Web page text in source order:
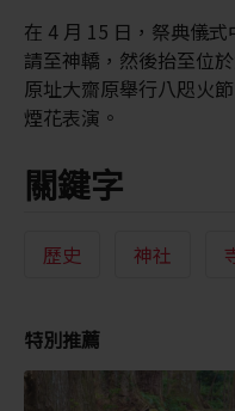
在 4 月 15 日，祭典儀
請至神轎，然後抬至位
原址大齋原舉行八咫火
煙花表演。
關鍵字
歷史 神社
特別推薦